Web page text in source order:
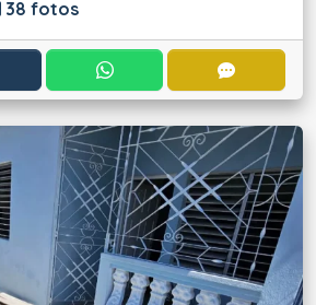
38 fotos
CONTACTAR POR